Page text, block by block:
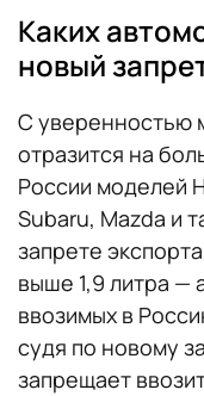
Каких
новый
С уверенностью
отразится на
России моделей
Subaru, Mazda и
запрете
выше 1,9 литра —
ввозимых в
судя по новому
запрещает